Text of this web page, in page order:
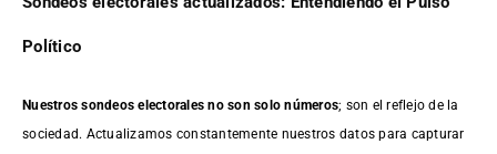
Político
Nuestros sondeos electorales no son solo números; son el reflejo de la
sociedad. Actualizamos constantemente nuestros datos para capturar